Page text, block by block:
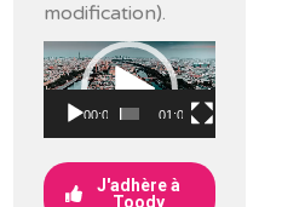
modification).
Lecteur
vidéo
00:00 01:00
J'adhère à
Toody